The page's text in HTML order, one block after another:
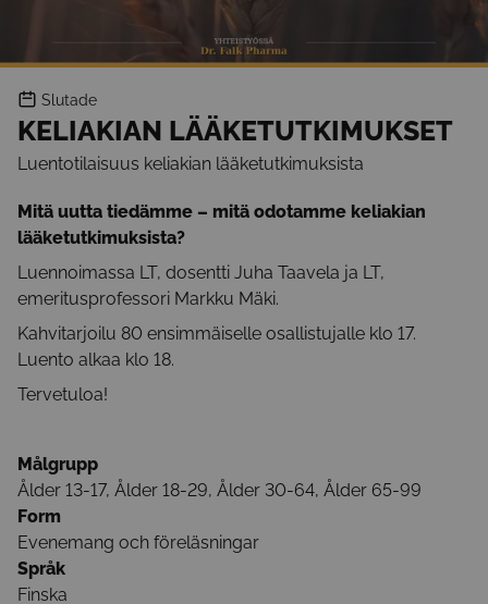
Slutade
KELIAKIAN LÄÄKETUTKIMUKSET
Luentotilaisuus keliakian lääketutkimuksista
Mitä uutta tiedämme – mitä odotamme keliakian
lääketutkimuksista?
Luennoimassa LT, dosentti Juha Taavela ja LT,
emeritusprofessori Markku Mäki.
Kahvitarjoilu 80 ensimmäiselle osallistujalle klo 17.
Luento alkaa klo 18.
Tervetuloa!
Målgrupp
Ålder 13-17, Ålder 18-29, Ålder 30-64, Ålder 65-99
Form
Evenemang och föreläsningar
Språk
Finska